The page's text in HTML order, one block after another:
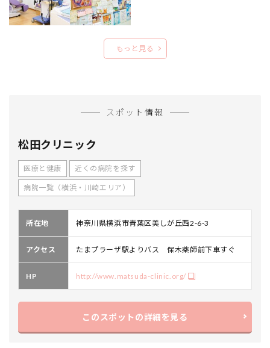
もっと見る
スポット情報
松田クリニック
医療と健康 近くの病院を探す
病院一覧（横浜・川崎エリア）
所在地 神奈川県横浜市青葉区美しが丘西2-6-3
アクセス たまプラーザ駅よりバス 保木薬師前下車すぐ
HP http://www.matsuda-clinic.org/
このスポットの詳細を見る